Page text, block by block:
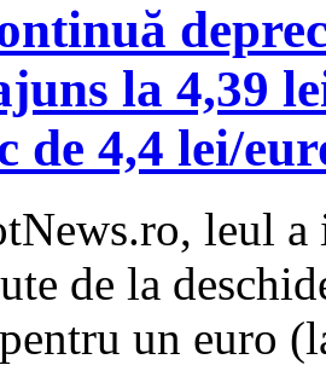
la 4,39
de 4,4 lei/
leul a
de la
un euro